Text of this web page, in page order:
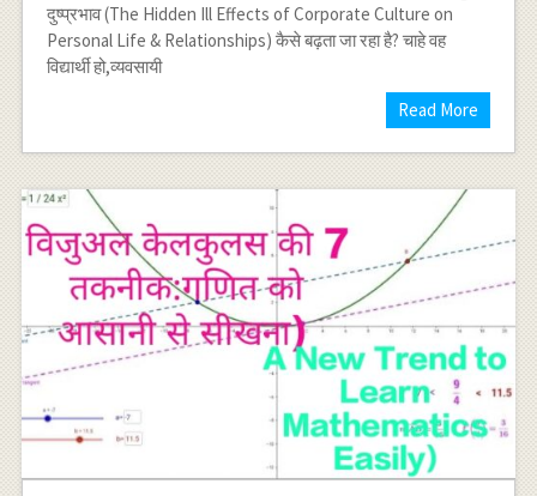
दुष्प्रभाव (The Hidden Ill Effects of Corporate Culture on
Personal Life & Relationships) कैसे बढ़ता जा रहा है? चाहे वह
विद्यार्थी हो,व्यवसायी
Read More